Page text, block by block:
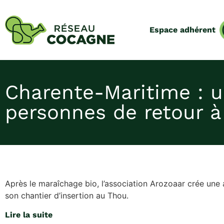
Espace adhérent
Charente-Maritime :
personnes de retour à
Après le maraîchage bio, l’association Arozoaar crée
son chantier d’insertion au Thou.
Lire la suite